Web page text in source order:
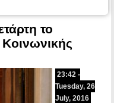
το
23:42 -
Tuesday, 26
July, 2016